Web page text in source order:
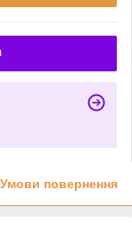
Умови повернення